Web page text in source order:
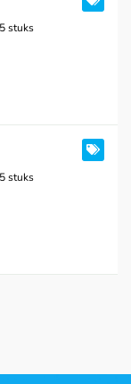
stuks
stuks